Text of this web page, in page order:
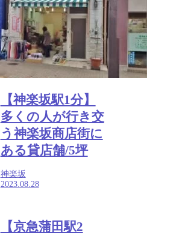
【神楽坂駅1分】
多くの人が行き交
う神楽坂商店街に
ある貸店舗/5坪
神楽坂
2023.08.28
【京急蒲田駅2